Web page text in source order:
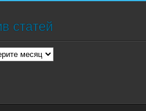
статей